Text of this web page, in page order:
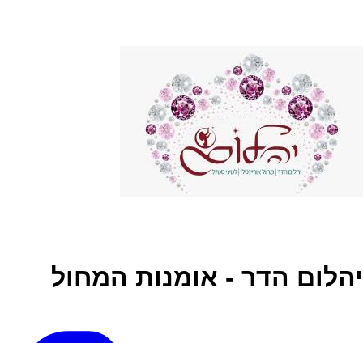
יהלום הדר - אומנות המחול